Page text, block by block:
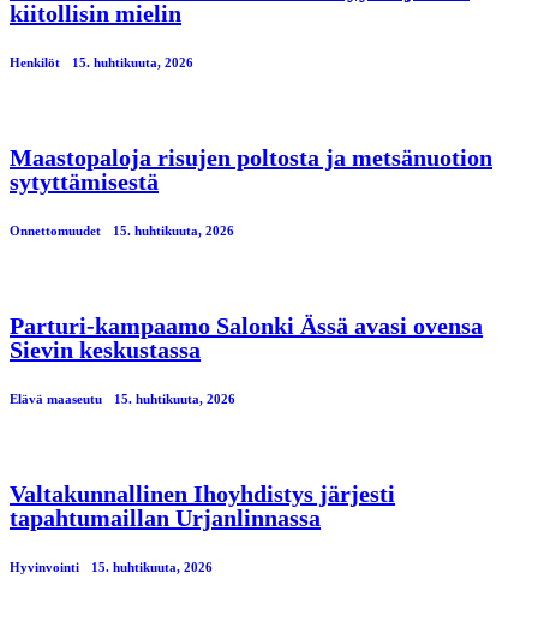
kiitollisin mielin
Henkilöt 15. huhtikuuta, 2026
Maastopaloja risujen poltosta ja metsänuotion
sytyttämisestä
Onnettomuudet 15. huhtikuuta, 2026
Parturi-kampaamo Salonki Ässä avasi ovensa
Sievin keskustassa
Elävä maaseutu 15. huhtikuuta, 2026
Valtakunnallinen Ihoyhdistys järjesti
tapahtumaillan Urjanlinnassa
Hyvinvointi 15. huhtikuuta, 2026